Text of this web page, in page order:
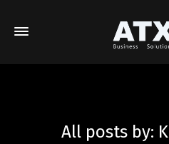
All posts by: